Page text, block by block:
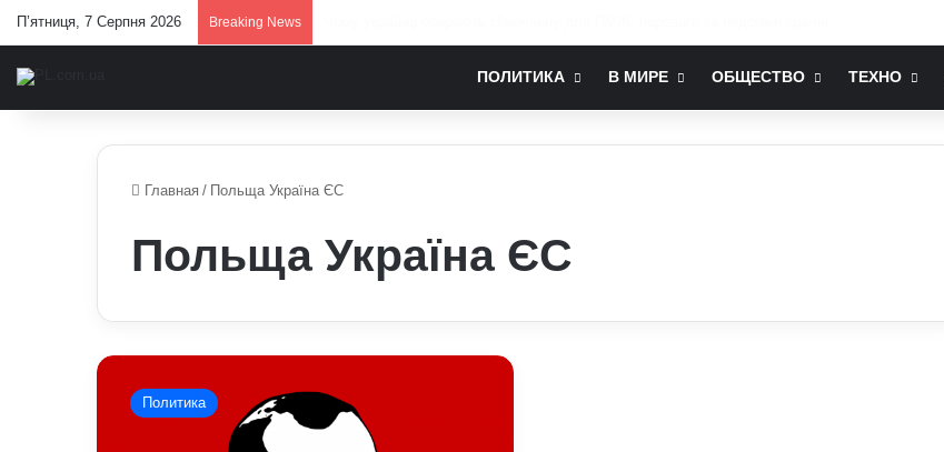
П’ятниця, 7 Серпня 2026 Breaking News
ПОЛИТИКА В МИРЕ ОБЩЕСТВО ТЕХНО
Главная / Польща Україна ЄС
Польща Україна ЄС
У
Польщі
поставили
Политика